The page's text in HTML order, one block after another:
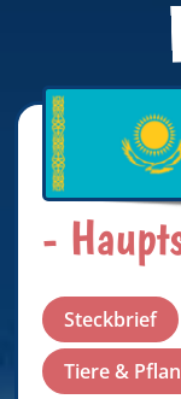
-
Steckbrief
Tiere &